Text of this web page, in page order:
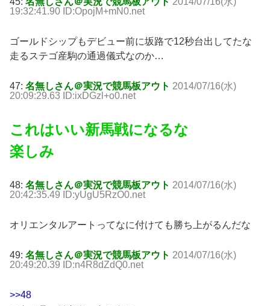
19:32:41.90 ID:OpojM+mN0.net
ゴールドシップもデビュー前に坂路で12秒台出してたな
走るステゴ産駒の通過儀式なのか…
47: 名無しさん＠実況で競馬板アウト 2014/07/16(水)
20:09:29.63 ID:ixDGzl+o0.net
これはいい新馬戦になるな
楽しみ
48: 名無しさん＠実況で競馬板アウト 2014/07/16(水)
20:42:35.49 ID:yUgU5RzO0.net
オリエンタルアートってなに付けても勝ち上がるんだな
49: 名無しさん＠実況で競馬板アウト 2014/07/16(水)
20:49:20.39 ID:n4R8dZdQ0.net
>>48